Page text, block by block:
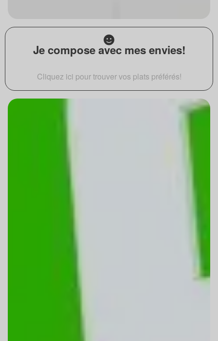
Je compose avec mes envies!
Cliquez ici pour trouver vos plats préférés!